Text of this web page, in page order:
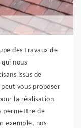
des travaux de
nous
issus de
vous proposer
la réalisation
permettre de
exemple, nos